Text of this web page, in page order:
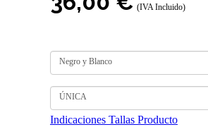
(IVA Incluido)
Negro y Blanco
ÚNICA
Indicaciones Tallas Producto